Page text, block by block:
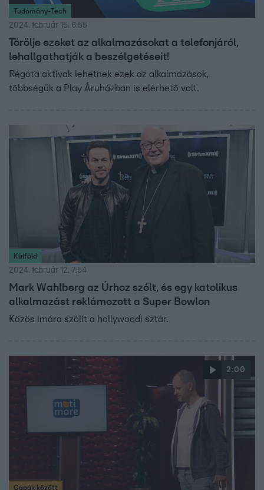
Tudomány-Tech
2024. február 15. 6:55
Törölje ezeket az alkalmazásokat a telefonjáról,
lehallgathatják a beszélgetéseit!
Régóta aktívak lehetnek ezek az alkalmazások,
többségük a Play Áruházban is elérhető volt.
Külföld
2024. február 12. 7:54
Mark Wahlberg az Úrhoz szólt, és egy katolikus
alkalmazást reklámozott a Super Bowlon
Közös imára szólít a hollywoodi sztár.
2:00
Cápák között